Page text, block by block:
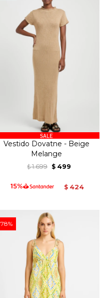
Vestido Dovatne - Beige
Melange
$ 1.699 $ 499
$ 424
78